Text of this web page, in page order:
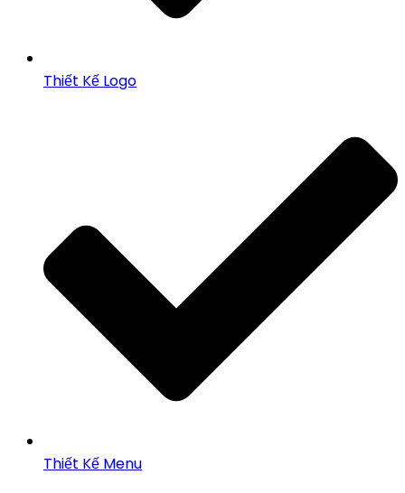
Thiết Kế Logo
Thiết Kế Menu